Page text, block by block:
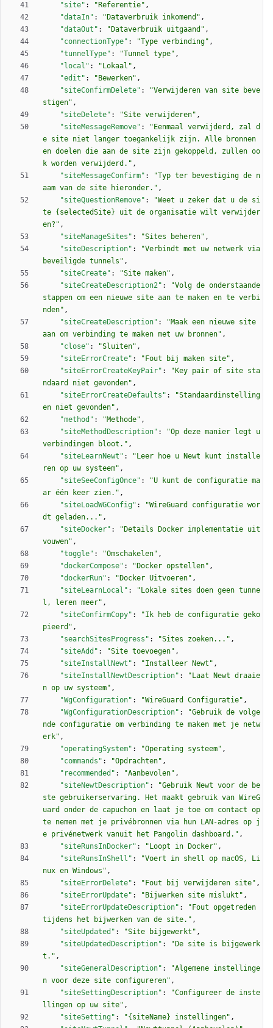
"site" : "Referentie" ,
"dataIn" : "Dataverbruik inkomend" ,
"dataOut" : "Dataverbruik uitgaand" ,
"connectionType" : "Type verbinding" ,
"tunnelType" : "Tunnel type" ,
"local" : "Lokaal" ,
"edit" : "Bewerken" ,
"siteConfirmDelete" :
"Verwijderen van site beve
stigen" ,
"siteDelete" : "Site verwijderen" ,
"siteMessageRemove" :
"Eenmaal verwijderd, zal d
e site niet langer toegankelijk zijn. Alle bronnen
en doelen die aan de site zijn gekoppeld, zullen oo
k worden verwijderd." ,
"siteMessageConfirm" :
"Typ ter bevestiging de n
aam van de site hieronder." ,
"siteQuestionRemove" :
"Weet u zeker dat u de si
te {selectedSite} uit de organisatie wilt verwijder
en?" ,
"siteManageSites" : "Sites beheren" ,
"siteDescription" :
"Verbindt met uw netwerk via
beveiligde tunnels" ,
"siteCreate" : "Site maken" ,
"siteCreateDescription2" :
"Volg de onderstaande
stappen om een nieuwe site aan te maken en te verbi
nden" ,
"siteCreateDescription" :
"Maak een nieuwe site
aan om verbinding te maken met uw bronnen" ,
"close" : "Sluiten" ,
"siteErrorCreate" : "Fout bij maken site" ,
"siteErrorCreateKeyPair" :
"Key pair of site sta
ndaard niet gevonden" ,
"siteErrorCreateDefaults" :
"Standaardinstelling
en niet gevonden" ,
"method" : "Methode" ,
"siteMethodDescription" :
"Op deze manier legt u
verbindingen bloot." ,
"siteLearnNewt" :
"Leer hoe u Newt kunt installe
ren op uw systeem" ,
"siteSeeConfigOnce" :
"U kunt de configuratie ma
ar één keer zien." ,
"siteLoadWGConfig" :
"WireGuard configuratie wor
dt geladen..." ,
"siteDocker" :
"Details Docker implementatie uit
vouwen" ,
"toggle" : "Omschakelen" ,
"dockerCompose" : "Docker opstellen" ,
"dockerRun" : "Docker Uitvoeren" ,
"siteLearnLocal" :
"Lokale sites doen geen tunne
l, leren meer" ,
"siteConfirmCopy" :
"Ik heb de configuratie geko
pieerd" ,
"searchSitesProgress" : "Sites zoeken..." ,
"siteAdd" : "Site toevoegen" ,
"siteInstallNewt" : "Installeer Newt" ,
"siteInstallNewtDescription" :
"Laat Newt draaie
n op uw systeem" ,
"WgConfiguration" : "WireGuard Configuratie" ,
"WgConfigurationDescription" :
"Gebruik de volge
nde configuratie om verbinding te maken met je netw
erk" ,
"operatingSystem" : "Operating systeem" ,
"commands" : "Opdrachten" ,
"recommended" : "Aanbevolen" ,
"siteNewtDescription" :
"Gebruik Newt voor de be
ste gebruikerservaring. Het maakt gebruik van WireG
uard onder de capuchon en laat je toe om contact op
te nemen met je privébronnen via hun LAN-adres op j
e privénetwerk vanuit het Pangolin dashboard." ,
"siteRunsInDocker" : "Loopt in Docker" ,
"siteRunsInShell" :
"Voert in shell op macOS, Li
nux en Windows" ,
"siteErrorDelete" : "Fout bij verwijderen site" ,
"siteErrorUpdate" : "Bijwerken site mislukt" ,
"siteErrorUpdateDescription" :
"Fout opgetreden
tijdens het bijwerken van de site." ,
"siteUpdated" : "Site bijgewerkt" ,
"siteUpdatedDescription" :
"De site is bijgewerk
t." ,
"siteGeneralDescription" :
"Algemene instellinge
n voor deze site configureren" ,
"siteSettingDescription" :
"Configureer de inste
llingen op uw site" ,
"siteSetting" : "{siteName} instellingen" ,